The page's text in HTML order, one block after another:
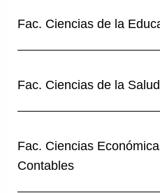
Fac. Ciencias de la
Fac. Ciencias de la Salud
Fac. Ciencias
Contables